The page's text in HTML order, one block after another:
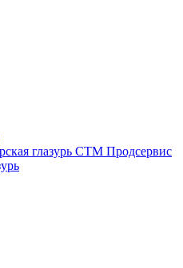
глазурь СТМ Продсервис